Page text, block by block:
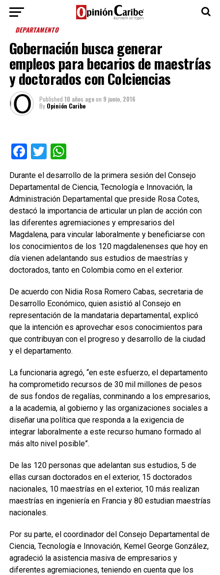
DEPARTAMENTO
Gobernación busca generar
empleos para becarios de maestrías
y doctorados con Colciencias
Published 10 años agoon 9 junio, 2016
By Opinión Caribe
Facebook
TwitterWhatsApp
Durante el desarrollo de la primera sesión del Consejo
Departamental de Ciencia, Tecnología e Innovación, la
Administración Departamental que preside Rosa Cotes,
destacó la importancia de articular un plan de acción con
las diferentes agremiaciones y empresarios del
Magdalena, para vincular laboralmente y beneficiarse con
los conocimientos de los 120 magdalenenses que hoy en
día vienen adelantando sus estudios de maestrías y
doctorados, tanto en Colombia como en el exterior.
De acuerdo con Nidia Rosa Romero Cabas, secretaria de
Desarrollo Económico, quien asistió al Consejo en
representación de la mandataria departamental, explicó
que la intención es aprovechar esos conocimientos para
que contribuyan con el progreso y desarrollo de la ciudad
y el departamento.
La funcionaria agregó, “en este esfuerzo, el departamento
ha comprometido recursos de 30 mil millones de pesos
de sus fondos de regalías, conminando a los empresarios,
a la academia, al gobierno y las organizaciones sociales a
diseñar una política que responda a la exigencia de
integrar laboralmente a este recurso humano formado al
más alto nivel posible”.
De las 120 personas que adelantan sus estudios, 5 de
ellas cursan doctorados en el exterior, 15 doctorados
nacionales, 10 maestrías en el exterior, 10 más realizan
maestrías en ingeniería en Francia y 80 estudian maestrías
nacionales.
Por su parte, el coordinador del Consejo Departamental de
Ciencia, Tecnología e Innovación, Kemel George González,
agradeció la asistencia masiva de empresarios y
diferentes agremiaciones, teniendo en cuenta que los